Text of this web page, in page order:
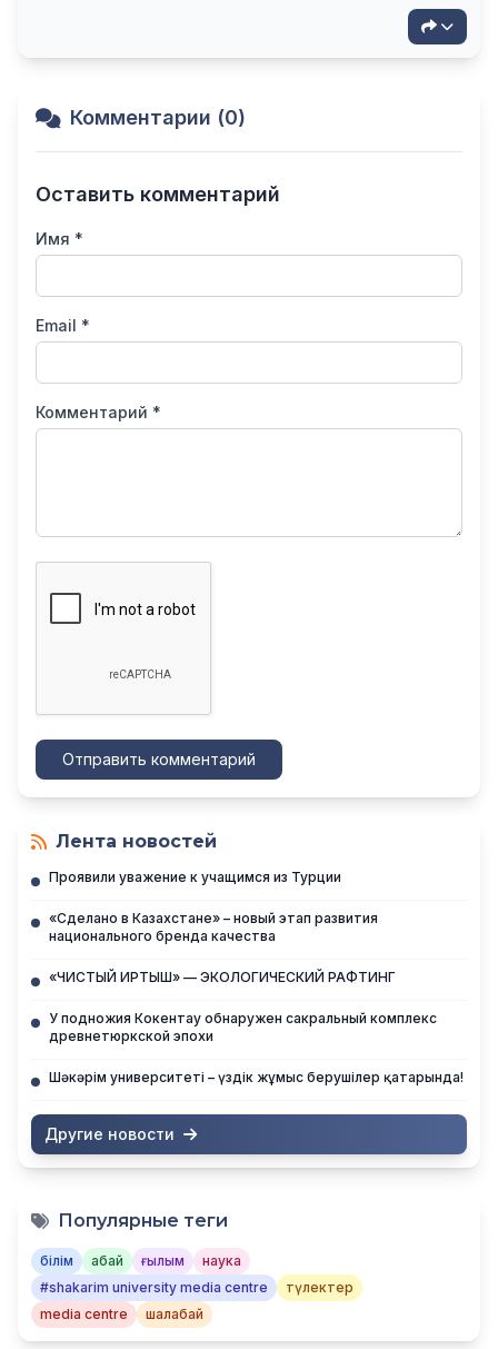
Комментарии (0)
Оставить комментарий
Имя *
Email *
Комментарий *
Отправить комментарий
Лента новостей
Проявили уважение к учащимся из Турции
«Сделано в Казахстане» – новый этап развития
национального бренда качества
«ЧИСТЫЙ ИРТЫШ» — ЭКОЛОГИЧЕСКИЙ РАФТИНГ
У подножия Кокентау обнаружен сакральный комплекс
древнетюркской эпохи
Шәкәрім университеті – үздік жұмыс берушілер қатарында!
Другие новости
Популярные теги
білім абай ғылым
наука
#shakarim university media centre
түлектер
media centre
шалабай